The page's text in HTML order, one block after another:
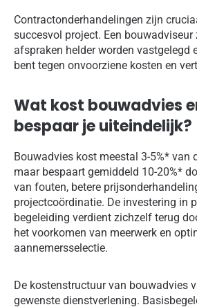
Contractonderhandelingen zijn
succesvol project. Een
afspraken helder worden vastgelegd
bent tegen onvoorziene kosten en
Wat kost bouwadvies
bespaar je uiteindelijk?
Bouwadvies kost meestal 3-5%* van
maar bespaart gemiddeld 10-20%*
van fouten, betere
projectcoördinatie. De investering in
begeleiding verdient zichzelf terug
het voorkomen van meerwerk en
aannemersselectie.
De kostenstructuur van bouwadvies
gewenste dienstverlening.